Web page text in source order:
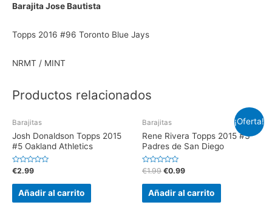
Barajita Jose Bautista
Topps 2016 #96 Toronto Blue Jays
NRMT / MINT
Productos relacionados
Barajitas
Josh Donaldson Topps 2015
#5 Oakland Athletics
V
l
a
€2.99
Añadir al carrito
¡Oferta!
Barajitas
Rene Rivera Topps 2015 #3
Padres de San Diego
V
l
a
€1.99 €0.99
Añadir al carrito